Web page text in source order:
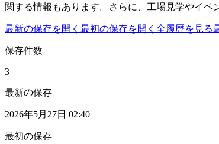
関する情報もあります。さらに、工場見学やイベ
最新の保存を開く 最初の保存を開く 全履歴を見る
保存件数
3
最新の保存
2026年5月27日 02:40
最初の保存